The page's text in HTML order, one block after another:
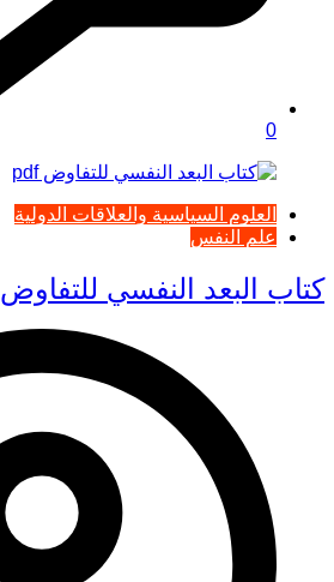
0
العلوم السياسية والعلاقات الدولية
علم النفس
كتاب البعد النفسي للتفاوض pdf